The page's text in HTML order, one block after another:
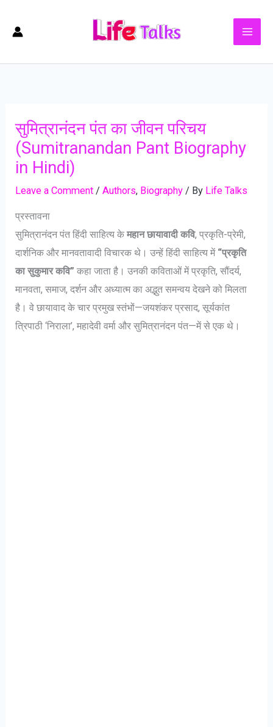
सुमित्रानंदन पंत का जीवन परिचय
(Sumitranandan Pant Biography
in Hindi)
Leave a Comment /Authors, Biography / By Life Talks
प्रस्तावना
सुमित्रानंदन पंत हिंदी साहित्य केमहान छायावादी कवि, प्रकृति-प्रेमी,
दार्शनिक और मानवतावादी विचारक थे। उन्हें हिंदी साहित्य में “प्रकृति
का सुकुमार कवि” कहा जाता है। उनकी कविताओं में प्रकृति, सौंदर्य,
मानवता, समाज, दर्शन और अध्यात्म का अद्भुत समन्वय देखने को मिलता
है। वे छायावाद के चार प्रमुख स्तंभों—जयशंकर प्रसाद, सूर्यकांत
त्रिपाठी ‘निराला’, महादेवी वर्मा और सुमित्रानंदन पंत—में से एक थे।